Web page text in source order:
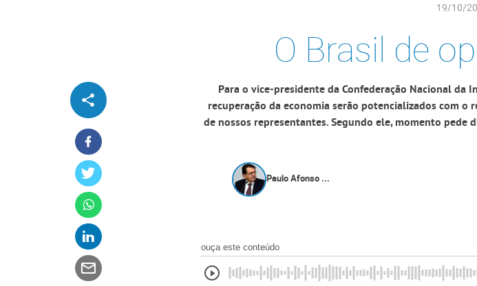
19/10/
O Brasil de
Para o vice-presidente da Confederação Nacional da
recuperação da economia serão potencializados com
de nossos representantes. Segundo ele, momento pede
Paulo Afonso ...
ouça este conteúdo